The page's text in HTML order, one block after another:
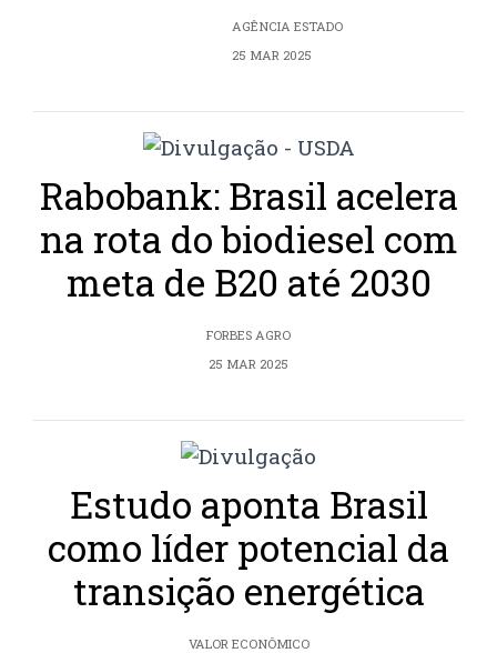
AGÊNCIA ESTADO
25 MAR 2025
Rabobank: Brasil acelera
na rota do biodiesel com
meta de B20 até 2030
FORBES AGRO
25 MAR 2025
Estudo aponta Brasil
como líder potencial da
transição energética
VALOR ECONÔMICO